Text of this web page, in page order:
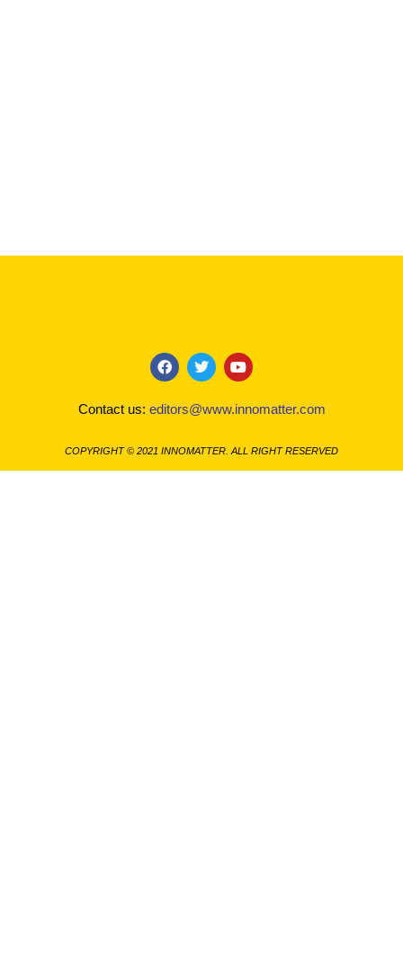
F
c
e
o
o
k
T
i
t
e
r
Y
u
t
b
e
Contact us: editors@www.innomatter.com
COPYRIGHT © 2021 INNOMATTER. ALL RIGHT RESERVED